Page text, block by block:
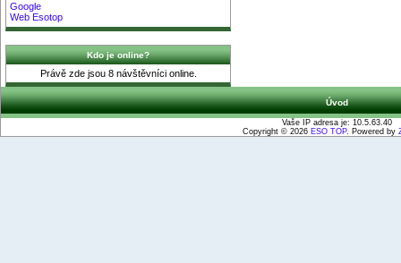
Google
Web Esotop
Kdo je online?
Právě zde jsou 8 návštěvníci online.
Úvod
Vaše IP adresa je: 10.5.63.40
Copyright © 2026 ESO TOP. Powered by